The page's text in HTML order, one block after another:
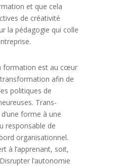
et que cela
de créativité
la pédagogie qui colle
formation est au cœur
afin de
politiques de
Trans-
forme à une
responsable de
organisationnel.
à l’apprenant, soit,
l’autonomie